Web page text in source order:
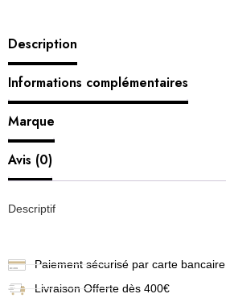
Description
Informations complémentaires
Marque
Avis (0)
Descriptif
Paiement sécurisé par carte bancaire
Livraison Offerte dès 400€